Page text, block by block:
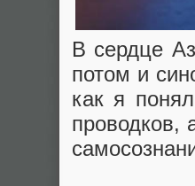
В сердце
потом и
как я
проводков,